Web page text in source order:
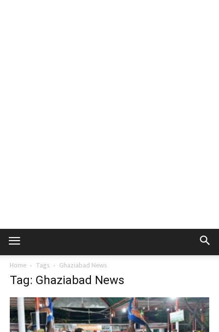
Home Tags Ghaziabad News
Tag: Ghaziabad News